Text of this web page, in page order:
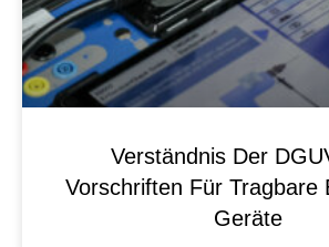
Verständnis Der
Vorschriften Für Tragbare
Geräte